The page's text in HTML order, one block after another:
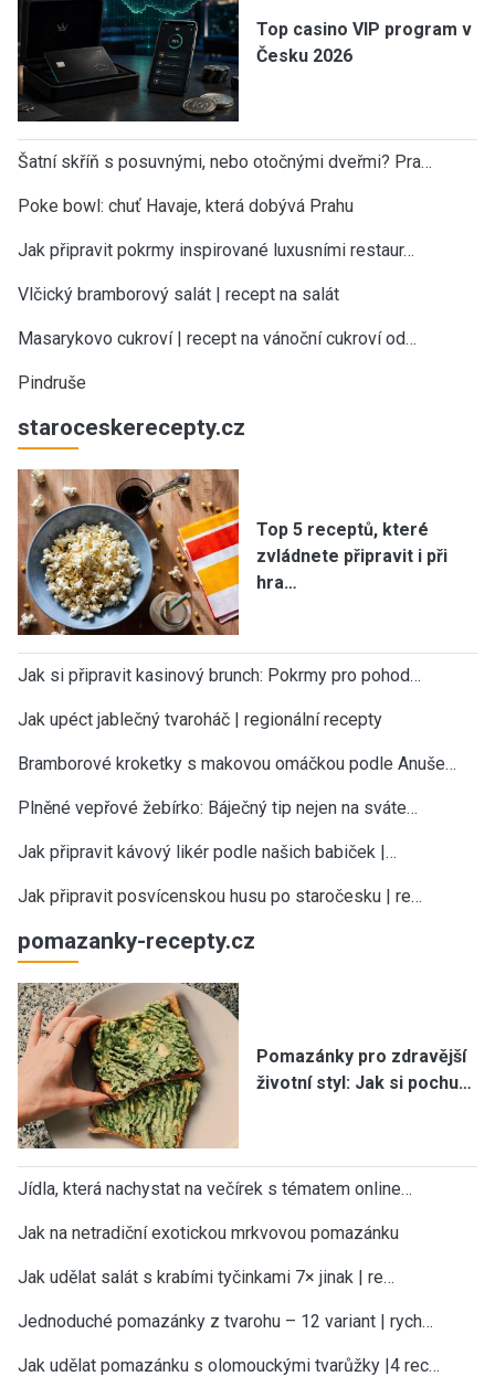
Top casino VIP program v
Česku 2026
Šatní skříň s posuvnými, nebo otočnými dveřmi? Pra…
Poke bowl: chuť Havaje, která dobývá Prahu
Jak připravit pokrmy inspirované luxusními restaur…
Vlčický bramborový salát | recept na salát
Masarykovo cukroví | recept na vánoční cukroví od…
Pindruše
staroceskerecepty.cz
Top 5 receptů, které
zvládnete připravit i při
hra…
Jak si připravit kasinový brunch: Pokrmy pro pohod…
Jak upéct jablečný tvaroháč | regionální recepty
Bramborové kroketky s makovou omáčkou podle Anuše…
Plněné vepřové žebírko: Báječný tip nejen na sváte…
Jak připravit kávový likér podle našich babiček |…
Jak připravit posvícenskou husu po staročesku | re…
pomazanky-recepty.cz
Pomazánky pro zdravější
životní styl: Jak si pochu…
Jídla, která nachystat na večírek s tématem online…
Jak na netradiční exotickou mrkvovou pomazánku
Jak udělat salát s krabími tyčinkami 7× jinak | re…
Jednoduché pomazánky z tvarohu – 12 variant | rych…
Jak udělat pomazánku s olomouckými tvarůžky |4 rec…